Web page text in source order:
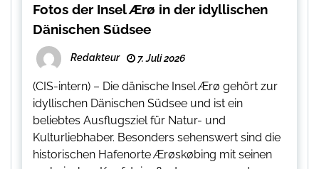
Fotos der Insel Ærø in der idyllischen
Dänischen Südsee
Redakteur 7. Juli 2026
(CIS-intern) – Die dänische Insel Ærø gehört zur
idyllischen Dänischen Südsee und ist ein
beliebtes Ausflugsziel für Natur- und
Kulturliebhaber. Besonders sehenswert sind die
historischen Hafenorte Ærøskøbing mit seinen